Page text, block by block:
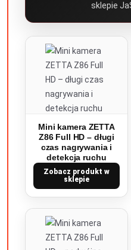
sklepie
Mini kamera ZETTA
Z86 Full HD – długi
czas nagrywania i
detekcja ruchu
Zobacz produkt w
sklepie